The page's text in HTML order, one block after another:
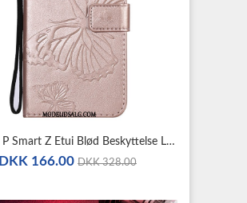
Huawei P Smart Z Etui Blød Beskyttelse Lædertaske Lyserød Sommerfugl Blomster
DKK 166.00 DKK 328.00